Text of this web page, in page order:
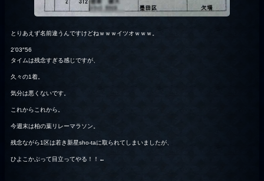
とりあえず名前違うんですけどねｗｗｗイツオｗｗｗ。
2’03″56
タイムは残念すぎる感じですが、
久々の1着。
気分は悪くないです。
これからこれから。
今週末は柏の葉リレーマラソン。
残念ながら1区は若き新星sho-taに取られてしまいましたが、
ひよこかぶって目立ってやる！！←